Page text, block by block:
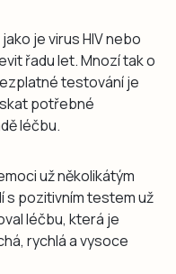
je virus HIV nebo
řadu let. Mnozí tak o
testování je
potřebné
léčbu.
už několikátým
s pozitivním testem už
léčbu, která je
rychlá a vysoce